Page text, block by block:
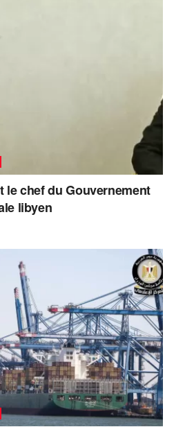
le chef du Gouvernement
libyen